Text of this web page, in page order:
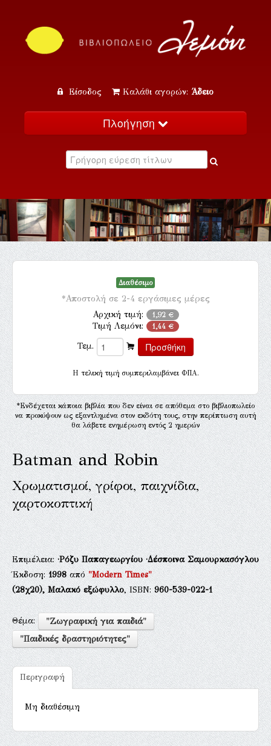
Είσοδος Καλάθι αγορών: Άδειο
Πλοήγηση
Κατάλογος
Εκδηλώσεις
Επικοινωνία
Διαθέσιμο
*Αποστολή σε 2-4 εργάσιμες μέρες
Αρχική τιμή: 1,92 €
Τιμή Λεμόνι: 1,44 €
Τεμ.
H τελική τιμή συμπεριλαμβάνει ΦΠΑ.
*Ενδέχεται κάποια βιβλία που δεν είναι σε απόθεμα στο βιβλιοπωλείο
να προκύψουν ως εξαντλημένα στον εκδότη τους, στην περίπτωση αυτή
θα λάβετε ενημέρωση εντός 2 ημερών
Batman and Robin
Χρωματισμοί, γρίφοι, παιχνίδια,
χαρτοκοπτική
Επιμέλεια:·Ρόζυ Παπαγεωργίου·Δέσποινα Σαμουρκασόγλου
Έκδοση:1998από"Modern Times"
(28χ20), Μαλακό εξώφυλλο, ISBN:960-539-022-1
Θέμα:
"Ζωγραφική για παιδιά"
"Παιδικές δραστηριότητες"
Περιγραφή
Μη διαθέσιμη